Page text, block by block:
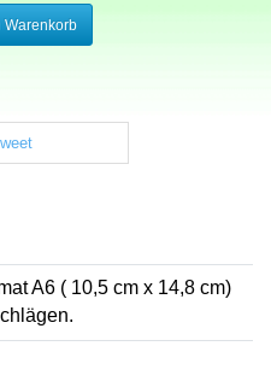
Warenkorb
A6 ( 10,5 cm x 14,8 cm)